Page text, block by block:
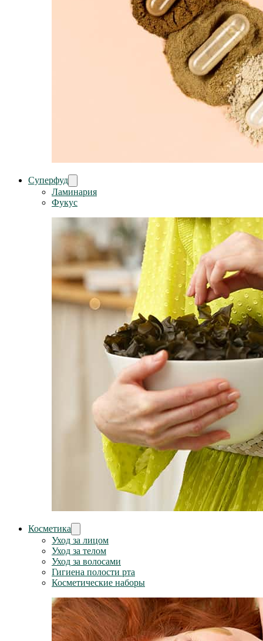
Суперфуд
Ламинария
Фукус
Косметика
Уход за лицом
Уход за телом
Уход за волосами
Гигиена полости рта
Косметические наборы